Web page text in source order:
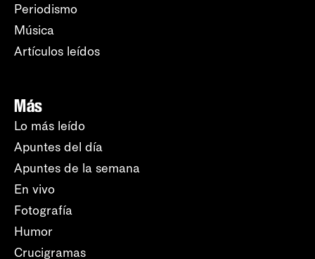
Periodismo
Música
Artículos leídos
Más
Lo más leído
Apuntes del día
Apuntes de la semana
En vivo
Fotografía
Humor
Crucigramas